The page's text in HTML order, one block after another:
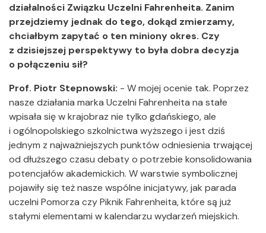
działalności Związku Uczelni Fahrenheita. Zanim
przejdziemy jednak do tego, dokąd zmierzamy,
chciałbym zapytać o ten miniony okres. Czy
z dzisiejszej perspektywy to była dobra decyzja
o połączeniu sił?
Prof. Piotr Stepnowski: - W mojej ocenie tak. Poprzez
nasze działania marka Uczelni Fahrenheita na stałe
wpisała się w krajobraz nie tylko gdańskiego, ale
i ogólnopolskiego szkolnictwa wyższego i jest dziś
jednym z najważniejszych punktów odniesienia trwającej
od dłuższego czasu debaty o potrzebie konsolidowania
potencjałów akademickich. W warstwie symbolicznej
pojawiły się też nasze wspólne inicjatywy, jak parada
uczelni Pomorza czy Piknik Fahrenheita, które są już
stałymi elementami w kalendarzu wydarzeń miejskich.